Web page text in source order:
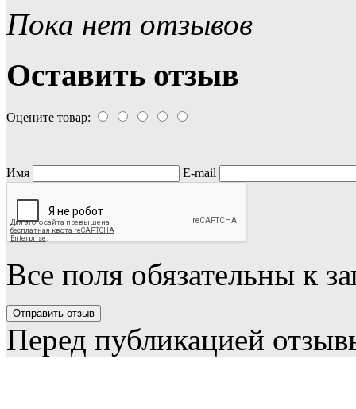
Пока нет отзывов
Оставить отзыв
Оцените товар:
Имя E-mail
Все поля обязательны к
Перед публикацией